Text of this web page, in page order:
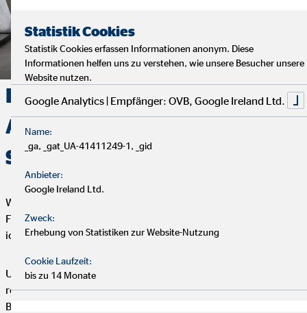
Deine Finanzen, Dein Weg:
Analyse, Beratung und
Service
Wir starten mit einem entspannten Analysegespräch, um deine
Finanzen und Ziele kennenzulernen. Anschließend präsentiere
ich dir maßgeschneiderte Finanzlösungen.
Um deine Finanzplanung aktuell zu halten, bieten wir
regelmäßige Servicegespräche an. Vertrauen und persönliche
Betreuung stehen bei uns an erster Stelle.
Statistik Cookies
Statistik Cookies erfassen Informationen anonym. Diese
Informationen helfen uns zu verstehen, wie unsere Besucher unsere
Website nutzen.
Google Analytics | Empfänger: OVB, Google Ireland Ltd.
Name:
_ga, _gat_UA-41411249-1, _gid
Anbieter:
Google Ireland Ltd.
Zweck:
Erhebung von Statistiken zur Website-Nutzung
Cookie Laufzeit:
bis zu 14 Monate